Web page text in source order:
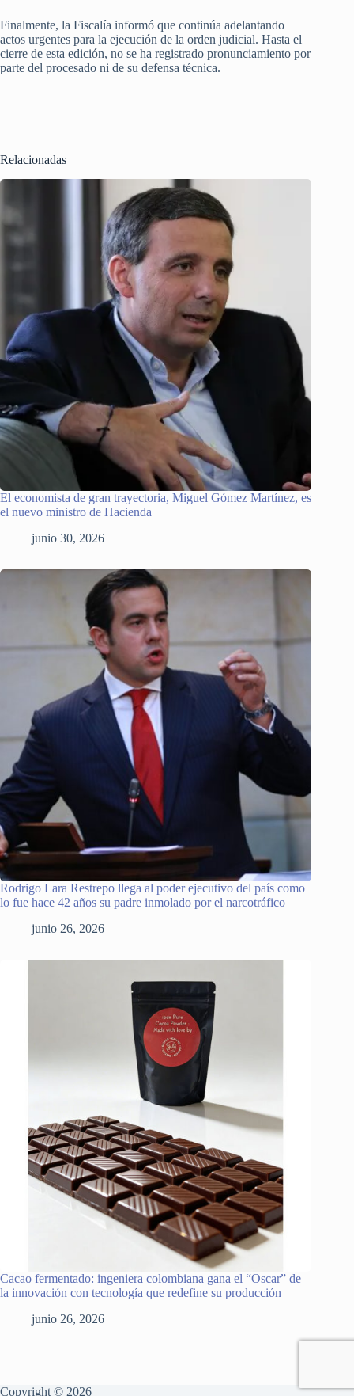
Finalmente, la Fiscalía informó que continúa adelantando
actos urgentes para la ejecución de la orden judicial. Hasta el
cierre de esta edición, no se ha registrado pronunciamiento por
parte del procesado ni de su defensa técnica.
Relacionadas
El economista de gran trayectoria, Miguel Gómez Martínez, es
el nuevo ministro de Hacienda
junio 30, 2026
Rodrigo Lara Restrepo llega al poder ejecutivo del país como
lo fue hace 42 años su padre inmolado por el narcotráfico
junio 26, 2026
Cacao fermentado: ingeniera colombiana gana el “Oscar” de
la innovación con tecnología que redefine su producción
junio 26, 2026
Copyright © 2026